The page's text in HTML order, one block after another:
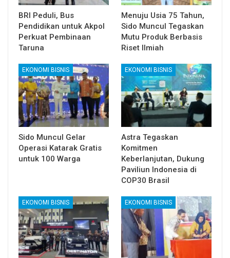
BRI Peduli, Bus
Pendidikan untuk Akpol
Perkuat Pembinaan
Taruna
Menuju Usia 75 Tahun,
Sido Muncul Tegaskan
Mutu Produk Berbasis
Riset Ilmiah
EKONOMI BISNIS
Sido Muncul Gelar
Operasi Katarak Gratis
untuk 100 Warga
EKONOMI BISNIS
Astra Tegaskan
Komitmen
Keberlanjutan, Dukung
Paviliun Indonesia di
COP30 Brasil
EKONOMI BISNIS EKONOMI BISNIS